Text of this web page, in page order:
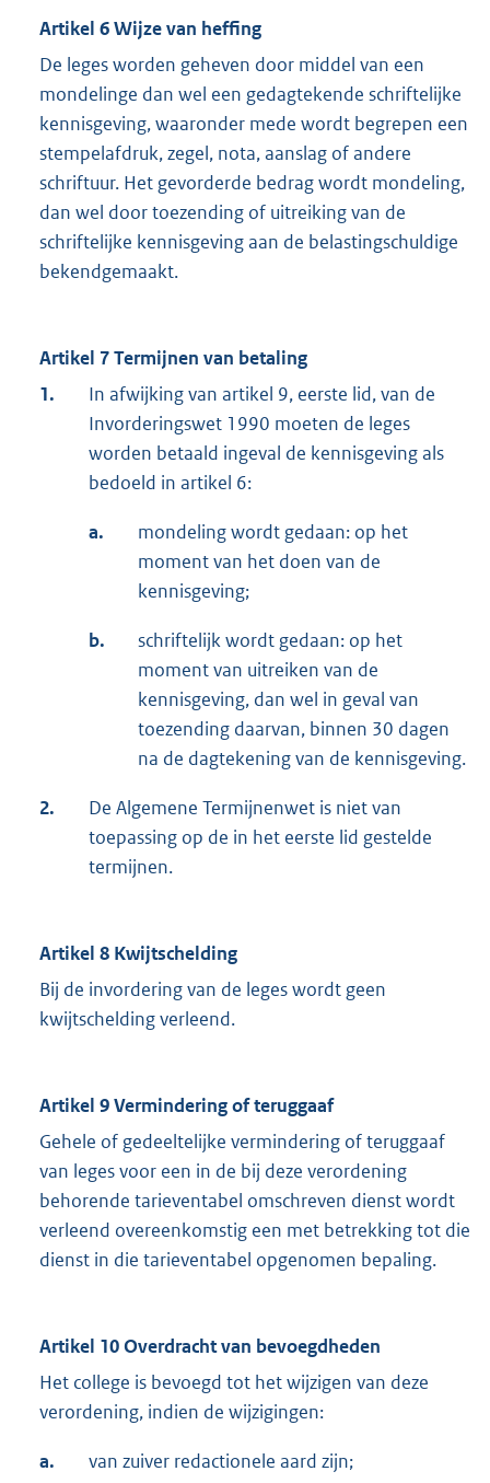
Artikel 6 Wijze van heffing
De leges worden geheven door middel van een
mondelinge dan wel een gedagtekende schriftelijke
kennisgeving, waaronder mede wordt begrepen een
stempelafdruk, zegel, nota, aanslag of andere
schriftuur. Het gevorderde bedrag wordt mondeling,
dan wel door toezending of uitreiking van de
schriftelijke kennisgeving aan de belastingschuldige
bekendgemaakt.
Artikel 7 Termijnen van betaling
1.
In afwijking van artikel 9, eerste lid, van de
Invorderingswet 1990 moeten de leges
worden betaald ingeval de kennisgeving als
bedoeld in artikel 6:
a.
mondeling wordt gedaan: op het
moment van het doen van de
kennisgeving;
b.
schriftelijk wordt gedaan: op het
moment van uitreiken van de
kennisgeving, dan wel in geval van
toezending daarvan, binnen 30 dagen
na de dagtekening van de kennisgeving.
2.
De Algemene Termijnenwet is niet van
toepassing op de in het eerste lid gestelde
termijnen.
Artikel 8 Kwijtschelding
Bij de invordering van de leges wordt geen
kwijtschelding verleend.
Artikel 9 Vermindering of teruggaaf
Gehele of gedeeltelijke vermindering of teruggaaf
van leges voor een in de bij deze verordening
behorende tarieventabel omschreven dienst wordt
verleend overeenkomstig een met betrekking tot die
dienst in die tarieventabel opgenomen bepaling.
Artikel 10 Overdracht van bevoegdheden
Het college is bevoegd tot het wijzigen van deze
verordening, indien de wijzigingen:
a. van zuiver redactionele aard zijn;